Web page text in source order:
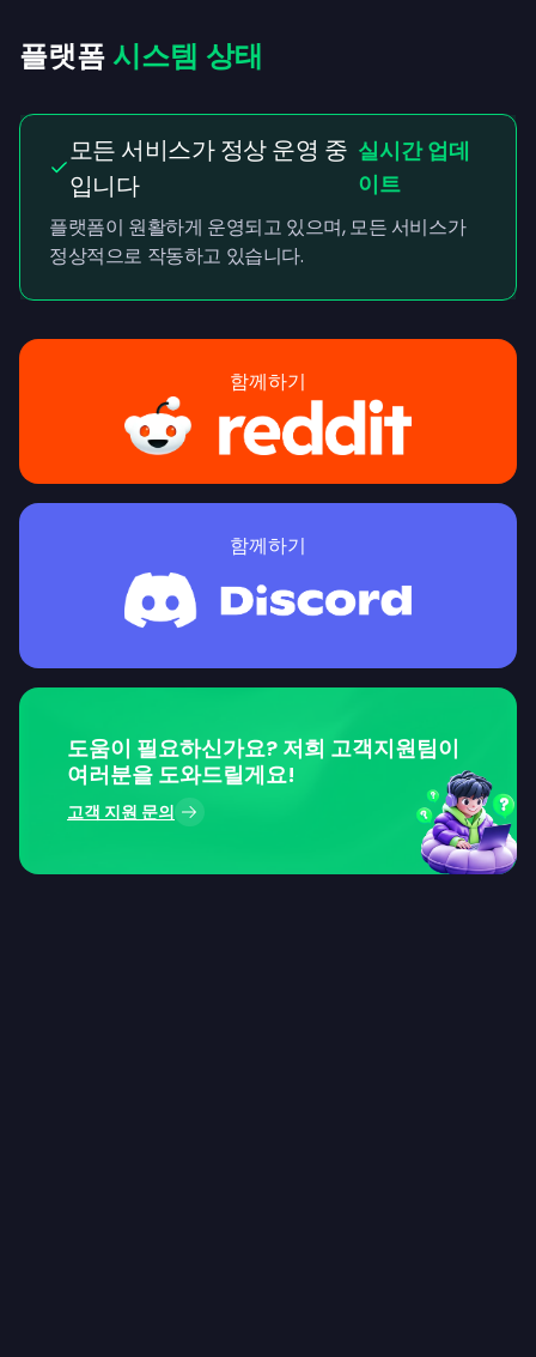
플랫폼시스템 상태
모든 서비스가 정상 운영 중
입니다
실시간 업데
이트
플랫폼이 원활하게 운영되고 있으며, 모든 서비스가
정상적으로 작동하고 있습니다.
함께하기
함께하기
도움이 필요하신가요? 저희 고객지원팀이
여러분을 도와드릴게요!
고객 지원 문의